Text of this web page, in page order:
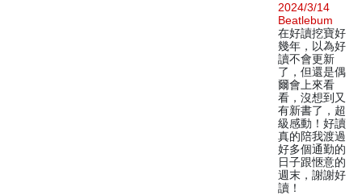
2024/3/14
Beatlebum
在好讀挖寶好
幾年，以為好
讀不會更新
了，但還是偶
爾會上來看
看，沒想到又
有新書了，超
級感動！好讀
真的陪我渡過
好多個通勤的
日子跟愜意的
週末，謝謝好
讀！